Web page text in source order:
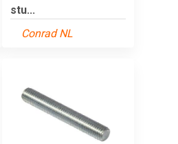
stu...
Conrad NL